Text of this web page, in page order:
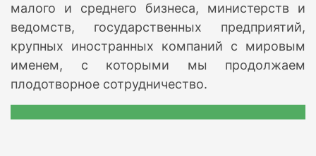
малого и среднего бизнеса, министерств и
ведомств, государственных предприятий,
крупных иностранных компаний с мировым
именем, с которыми мы продолжаем
плодотворное сотрудничество.